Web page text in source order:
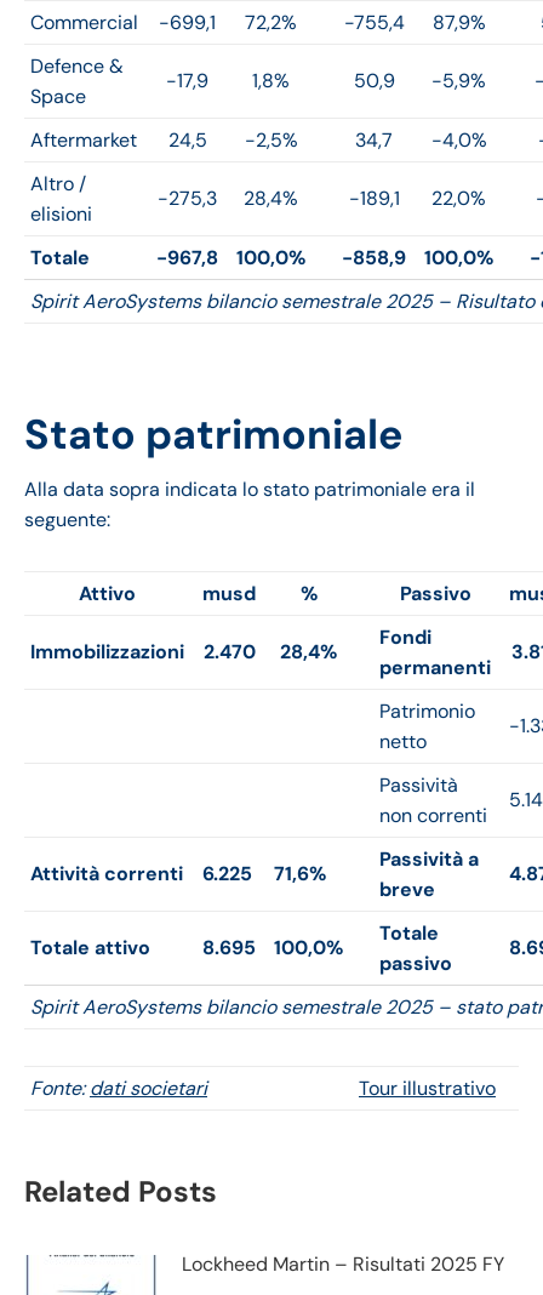
Commercial
-699,1 72,2% -755,4 87,9%
Defence &
Space
-17,9 1,8% 50,9 -5,9%
Aftermarket 24,5 -2,5% 34,7 -4,0%
Altro /
elisioni
-275,3 28,4% -189,1 22,0%
Totale -967,8 100,0% -858,9 100,0%
-
Spirit AeroSystems bilancio semestrale 2025 – Risultato
Stato patrimoniale
Alla data sopra indicata lo stato patrimoniale era il
seguente:
Attivo musd % Passivo
Immobilizzazioni 2.470 28,4%
Fondi
permanenti
Patrimonio
netto
-
Passività
non correnti
Attività correnti 6.225 71,6%
Passività a
breve
Totale attivo 8.695 100,0%
Totale
passivo
Spirit AeroSystems bilancio semestrale 2025 – stato
Fonte:dati societari Tour illustrativo
Related Posts
Lockheed Martin – Risultati 2025 FY